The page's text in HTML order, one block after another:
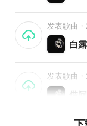
发表歌曲
白露
发表歌曲
借